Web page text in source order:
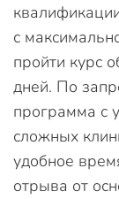
с
пройти курс
дней. По
программа с
сложных
удобное
отрыва от